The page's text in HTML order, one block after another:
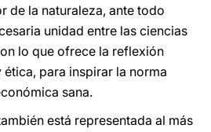
de la naturaleza, ante todo
unidad entre las ciencias
lo que ofrece la reflexión
para inspirar la norma
sana.
está representada al más